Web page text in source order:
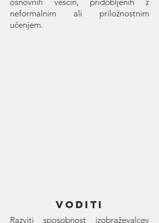
osnovnih veščin, pridobljenih z
neformalnim ali priložnostnim
učenjem.
VODITI
Razviti sposobnost izobraževalcev